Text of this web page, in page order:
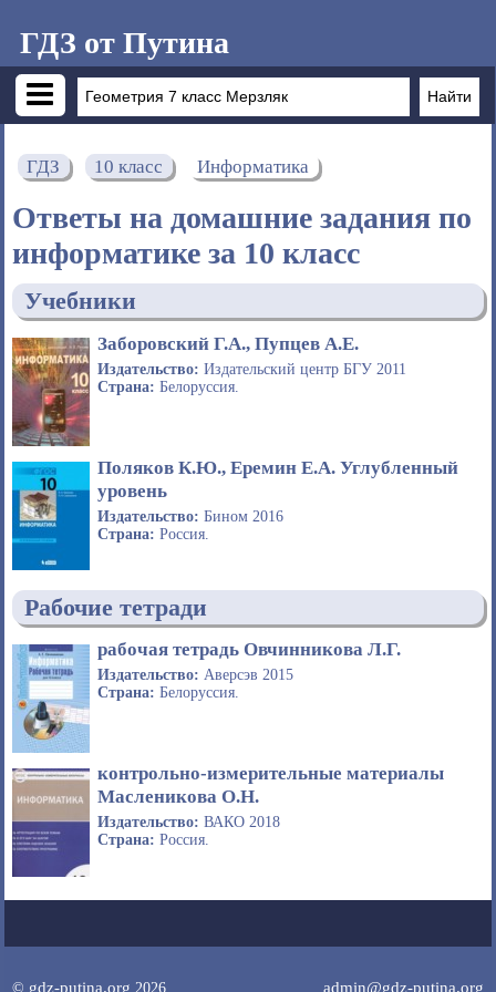
ГДЗ от Путина
ГДЗ 10 класс Информатика
Ответы на домашние задания по
информатике за 10 класс
Учебники
Заборовский Г.А., Пупцев А.Е.
Издательство: Издательский центр БГУ 2011
Страна: Белоруссия.
Поляков К.Ю., Еремин Е.А. Углубленный
уровень
Издательство: Бином 2016
Страна: Россия.
Рабочие тетради
рабочая тетрадь Овчинникова Л.Г.
Издательство: Аверсэв 2015
Страна: Белоруссия.
контрольно-измерительные материалы
Масленикова О.Н.
Издательство: ВАКО 2018
Страна: Россия.
© gdz-putina.org 2026 admin@gdz-putina.org